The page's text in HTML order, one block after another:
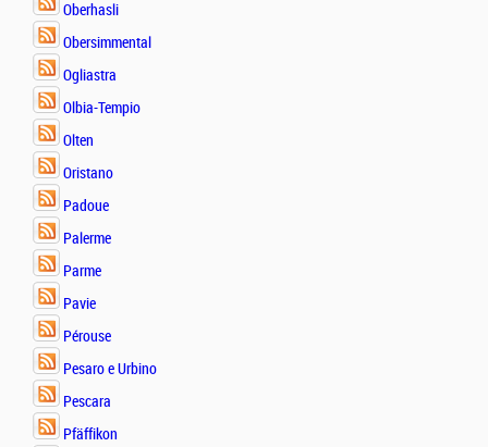
Oberhasli
Obersimmental
Ogliastra
Olbia-Tempio
Olten
Oristano
Padoue
Palerme
Parme
Pavie
Pérouse
Pesaro e Urbino
Pescara
Pfäffikon